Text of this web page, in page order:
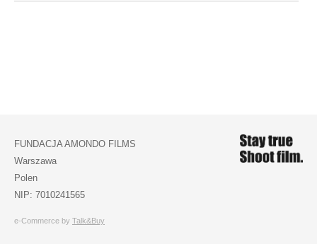
FUNDACJA AMONDO FILMS
Warszawa
Polen
NIP: 7010241565
e-Commerce by Talk&Buy